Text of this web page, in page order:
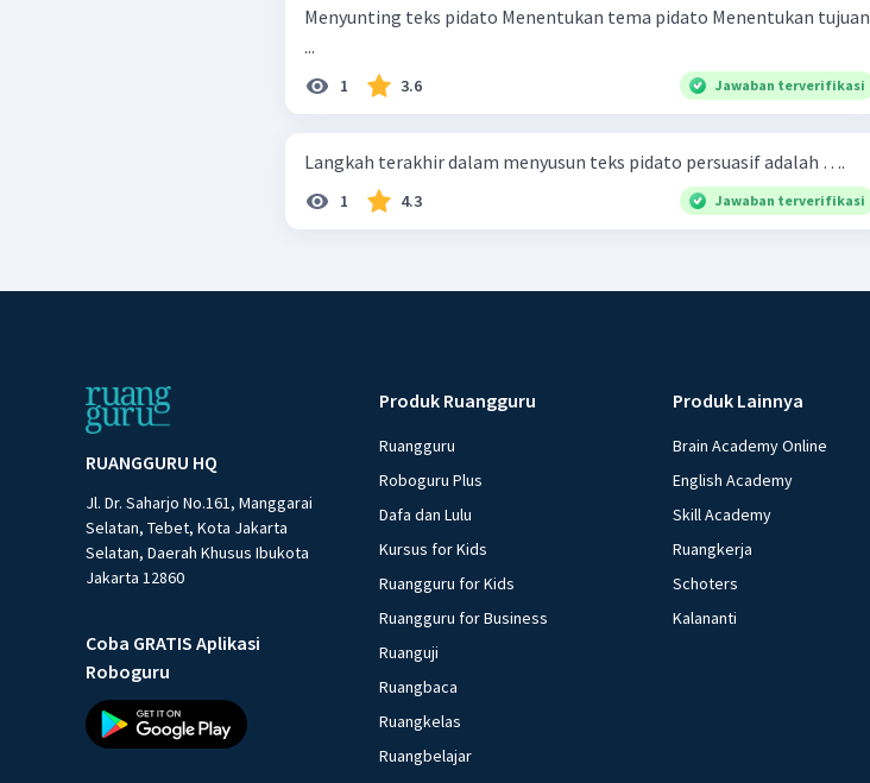
Menyunting teks pidato Menentukan tema pidato Menentukan tujuan
...
1 3.6 Jawaban terverifikasi
Langkah terakhir dalam menyusun teks pidato persuasif adalah ….
1 4.3 Jawaban terverifikasi
RUANGGURU HQ
Jl. Dr. Saharjo No.161, Manggarai
Selatan, Tebet, Kota Jakarta
Selatan, Daerah Khusus Ibukota
Jakarta 12860
Coba GRATIS Aplikasi
Roboguru
Produk Ruangguru
Ruangguru
Roboguru Plus
Dafa dan Lulu
Kursus for Kids
Ruangguru for Kids
Ruangguru for Business
Ruanguji
Ruangbaca
Ruangkelas
Ruangbelajar
Produk Lainnya
Brain Academy Online
English Academy
Skill Academy
Ruangkerja
Schoters
Kalananti